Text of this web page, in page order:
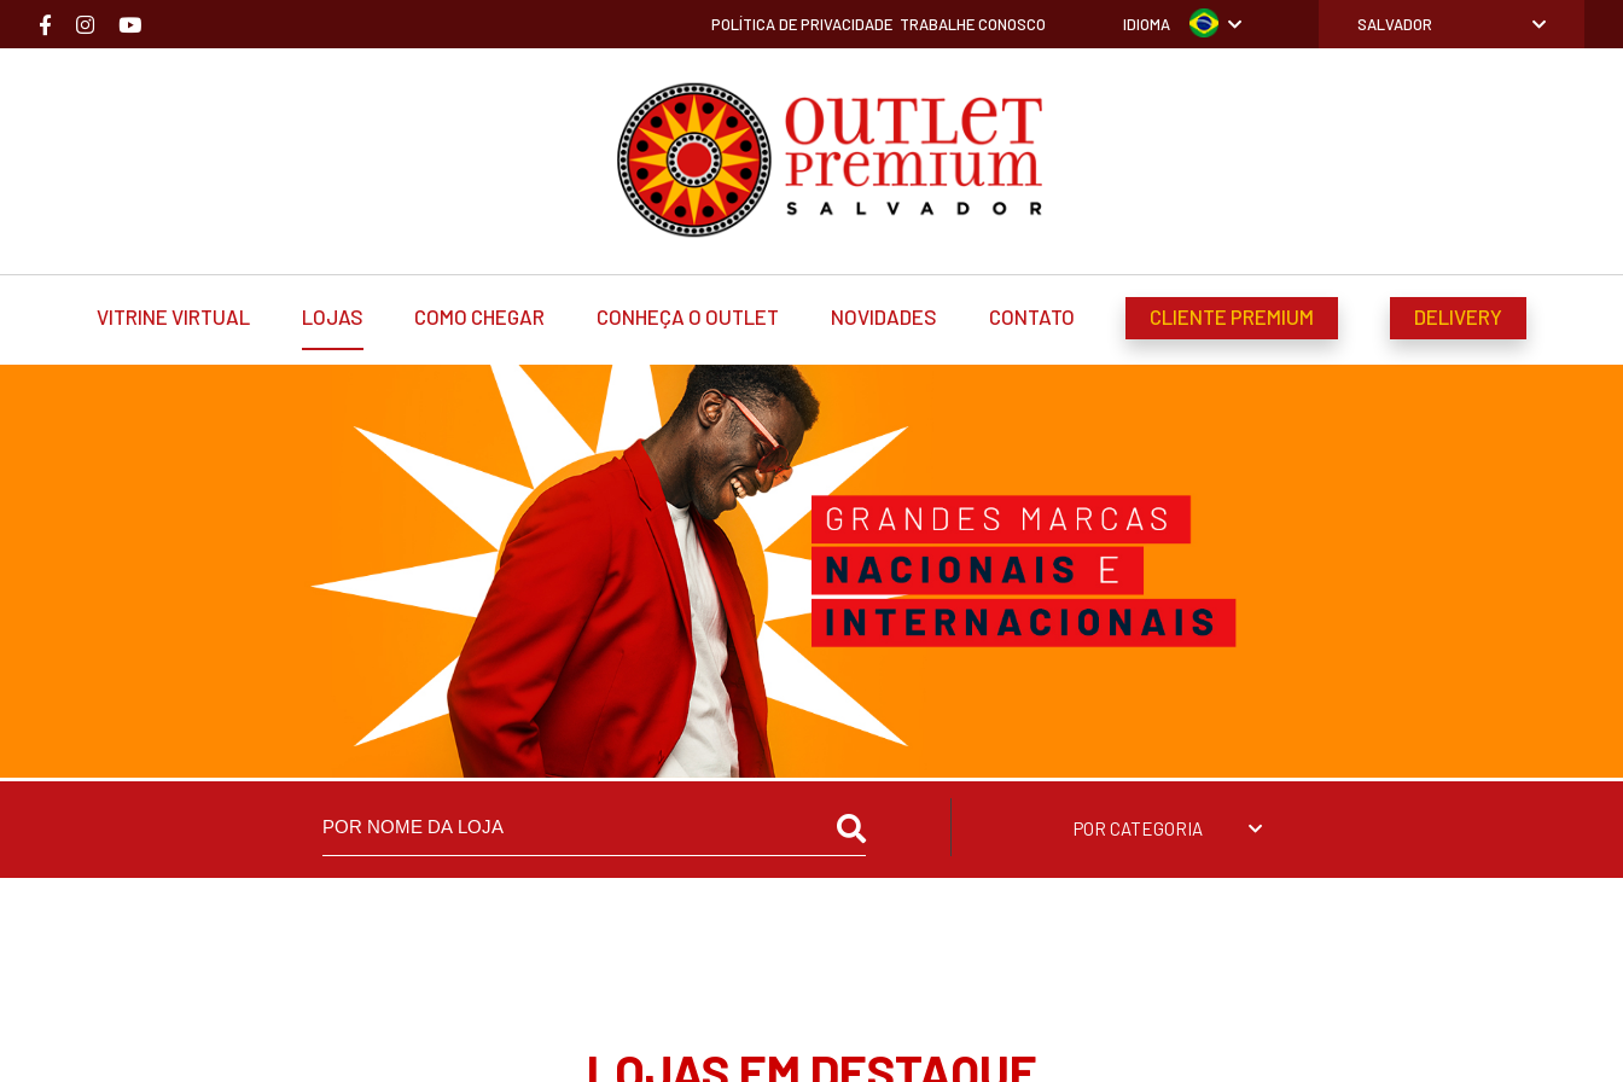
POLÍTICA DE PRIVACIDADE TRABALHE CONOSCO IDIOMA SALVADOR
VITRINE VIRTUAL LOJAS COMO CHEGAR CONHEÇA O OUTLET NOVIDADES CONTATO CLIENTE PREMIUM DELIVERY
POR CATEGORIA